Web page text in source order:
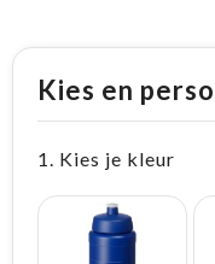
Kies en
1. Kies je kleur